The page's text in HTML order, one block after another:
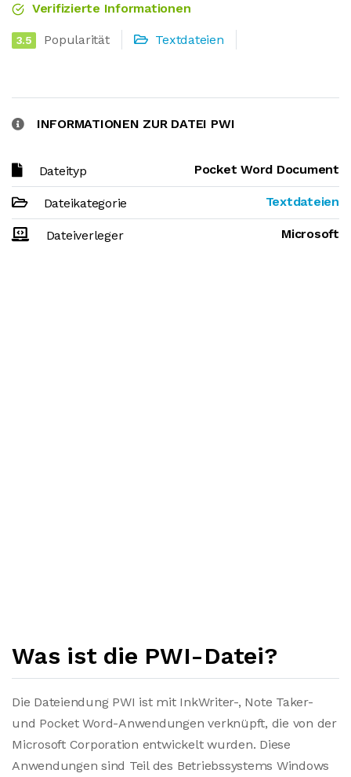
Verifizierte Informationen
3.5 Popularität Textdateien
INFORMATIONEN ZUR DATEI PWI
Dateityp Pocket Word Document
Dateikategorie Textdateien
Dateiverleger Microsoft
Was ist die PWI-Datei?
Die Dateiendung PWI ist mit InkWriter-, Note Taker-
und Pocket Word-Anwendungen verknüpft, die von der
Microsoft Corporation entwickelt wurden. Diese
Anwendungen sind Teil des Betriebssystems Windows